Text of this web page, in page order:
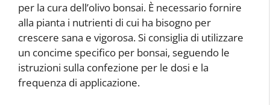
per la cura dell’olivo bonsai. È necessario fornire
alla pianta i nutrienti di cui ha bisogno per
crescere sana e vigorosa. Si consiglia di utilizzare
un concime specifico per bonsai, seguendo le
istruzioni sulla confezione per le dosi e la
frequenza di applicazione.